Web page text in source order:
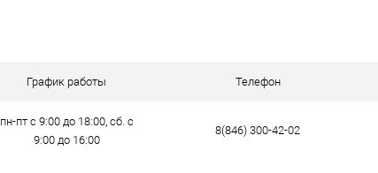
График работы Телефон
пн-пт с 9:00 до 18:00, сб. с
9:00 до 16:00
8(846) 300-42-02